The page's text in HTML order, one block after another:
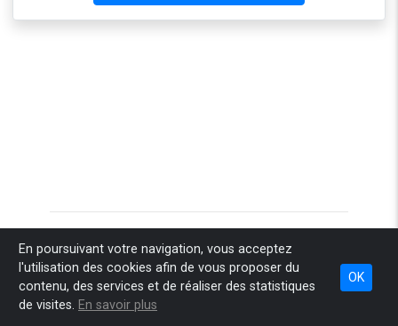
Combien ça coûte Nos engagements Espace recruteur
Espace conseil Contact
En poursuivant votre navigation, vous acceptez
l'utilisation des cookies afin de vous proposer du
contenu, des services et de réaliser des statistiques
de visites. En savoir plus
OK